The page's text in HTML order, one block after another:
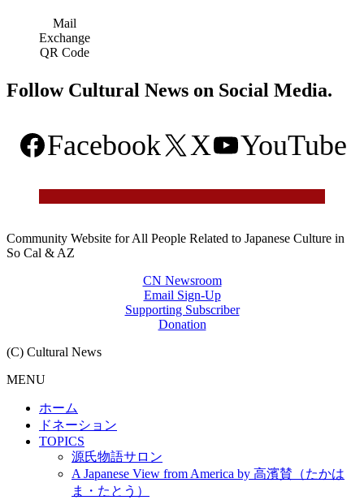
Mail
Exchange
QR Code
Follow Cultural News on Social Media.
Facebook X YouTube
Community Website for All People Related to Japanese Culture in
So Cal & AZ
CN Newsroom
Email Sign-Up
Supporting Subscriber
Donation
(C) Cultural News
MENU
ホーム
ドネーション
TOPICS
源氏物語サロン
A Japanese View from America by 高濱賛（たかは
ま・たとう）